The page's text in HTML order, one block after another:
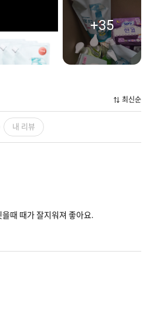
+35
최신순
내 리뷰
때 때가 잘지워져 좋아요.